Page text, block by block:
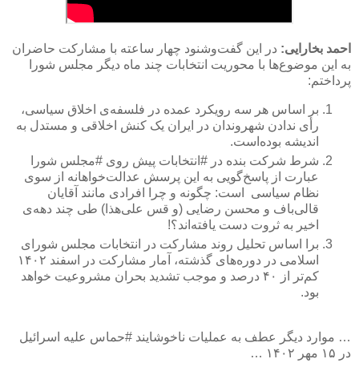
احمد بخارایی: در این گفت‌و‌شنود چهار ساعته با مشارکت حاضران
به این موضوع‌ها با محوریت انتخابات چند ماه دیگر مجلس شورا
پرداختم:
بر اساس هر سه رویکرد عمده در فلسفه‌ی اخلاق سیاسی،
رأی ندادن شهروندان در ایران یک کنش اخلاقی و مستدل به
اندیشه بوده‌است.
شرط شرکت بنده در #انتخابات پیش روی #مجلس شورا
عبارت از پاسخ‌گویی به این پرسش عدالت‌خواهانه از سوی
نظام سیاسی است: چگونه و چرا افرادی مانند آقایان
قالی‌باف و محسن رضایی (و قس علی‌هذا) طی چند دهه‌ی
اخیر به ثروت دست یافته‌اند؟!
برا اساس تحلیل روند مشارکت در انتخابات مجلس شورای
اسلامی در دوره‌های گذشته، آمار مشارکت در اسفند ۱۴۰۲
کم‌تر از ۴۰ درصد و موجب تشدید بحران مشروعیت خواهد
بود.
… موارد دیگر عطف به عملیات ناخوشایند #حماس علیه اسرائیل
در ۱۵ مهر ۱۴۰۲ …